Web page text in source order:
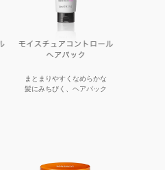
まとまりやすくなめらかな
髪にみちびく、ヘアパック